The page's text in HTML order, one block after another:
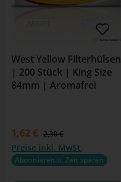
West Yellow Filterhülsen
| 200 Stück | King Size
84mm | Aromafrei
Verkaufspreis:
1,62 € Regulärer Preis:
2,30 €
Preise inkl. MwSt.
Abonnieren u. Zeit sparen